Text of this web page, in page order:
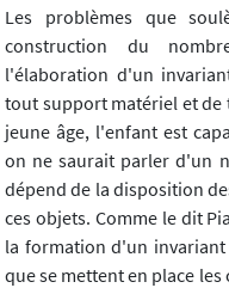
Les problèmes que
construction du
l'élaboration d'un
tout support matériel et
jeune âge, l'enfant est
on ne saurait parler d'un
dépend de la disposition
ces objets. Comme le dit
la formation d'un
que se mettent en place